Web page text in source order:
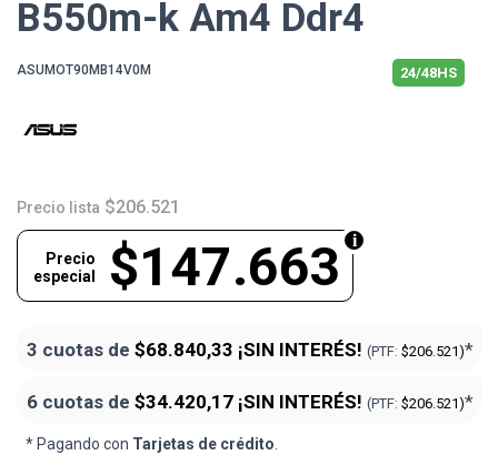
B550m-k Am4 Ddr4
ASUMOT90MB14V0M 24/48HS
Precio lista $206.521
$147.663
Precio
especial
3 cuotas de $68.840,33 ¡SIN INTERÉS! (PTF: $206.521)*
6 cuotas de $34.420,17 ¡SIN INTERÉS! (PTF: $206.521)*
* Pagando con Tarjetas de crédito.